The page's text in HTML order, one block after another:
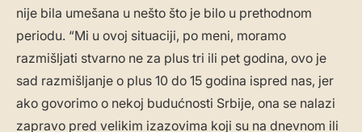
nije bila umešana u nešto što je bilo u prethodnom
periodu. “Mi u ovoj situaciji, po meni, moramo
razmišljati stvarno ne za plus tri ili pet godina, ovo je
sad razmišljanje o plus 10 do 15 godina ispred nas, jer
ako govorimo o nekoj budućnosti Srbije, ona se nalazi
zapravo pred velikim izazovima koji su na dnevnom ili